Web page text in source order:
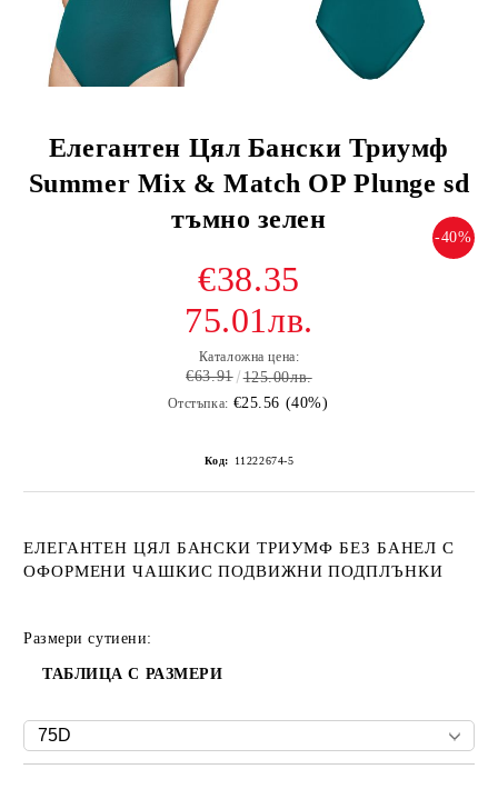
Елегантен Цял Бански Триумф
Summer Mix & Match OP Plunge sd
тъмно зелен
-40%
€38.35
75.01лв.
Каталожна цена:
€63.91 125.00лв.
Отстъпка: €25.56 (40%)
Код: 11222674-5
ЕЛЕГАНТЕН ЦЯЛ БАНСКИ ТРИУМФ БЕЗ БАНЕЛ С
ОФОРМЕНИ ЧАШКИС ПОДВИЖНИ ПОДПЛЪНКИ
Размери сутиени:
ТАБЛИЦА С РАЗМЕРИ